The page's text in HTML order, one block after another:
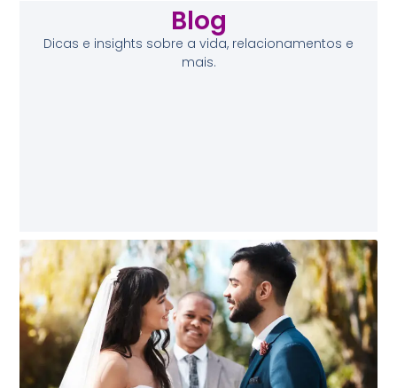
Blog
Dicas e insights sobre a vida, relacionamentos e
mais.